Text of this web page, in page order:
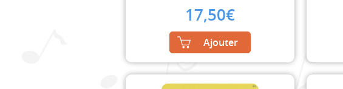
17,50€
Ajouter